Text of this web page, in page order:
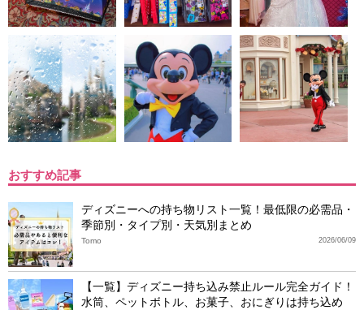
おすすめ記事
ディズニーへの持ち物リスト一覧！最低限の必需品・
季節別・タイプ別・天気別まとめ
2026/06/09
Tomo
【一覧】ディズニー持ち込み禁止ルール完全ガイド！
水筒、ペットボトル、お菓子、おにぎりは持ち込め